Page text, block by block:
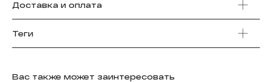
Доставка и оплата
Теги
Вас также может заинтересовать